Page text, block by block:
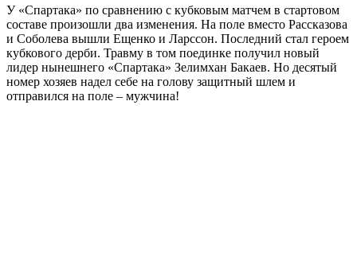
У «Спартака» по сравнению с кубковым матчем в стартовом
составе произошли два изменения. На поле вместо Рассказова
и Соболева вышли Ещенко и Ларссон. Последний стал героем
кубкового дерби. Травму в том поединке получил новый
лидер нынешнего «Спартака» Зелимхан Бакаев. Но десятый
номер хозяев надел себе на голову защитный шлем и
отправился на поле – мужчина!